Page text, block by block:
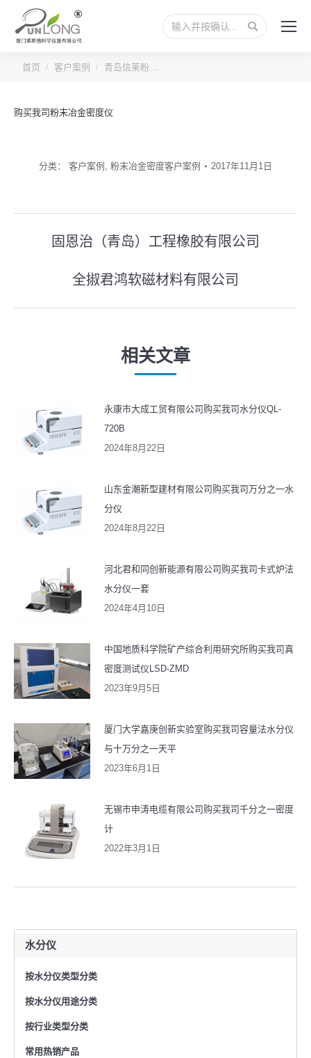
搜
索：
您的位置：
首页 客户案例 青岛信莱粉…
购买我司粉末冶金密度仪
分类： 客户案例 , 粉末冶金密度客户案例 2017年11月1日
一
篇
文
固恩治（青岛）工程橡胶有限公司
下
一
文
章：
全掓君鸿软磁材料有限公司
相关文章
永康市大成工贸有限公司购买我司水分仪QL-
720B
2024年8月22日
山东金潮新型建材有限公司购买我司万分之一水
分仪
2024年8月22日
河北君和同创新能源有限公司购买我司卡式炉法
水分仪一套
2024年4月10日
中国地质科学院矿产综合利用研究所购买我司真
密度测试仪LSD-ZMD
2023年9月5日
厦门大学嘉庚创新实验室购买我司容量法水分仪
与十万分之一天平
2023年6月1日
无锡市申涛电缆有限公司购买我司千分之一密度
计
2022年3月1日
水分仪
按水分仪类型分类
按水分仪用途分类
按行业类型分类
常用热销产品